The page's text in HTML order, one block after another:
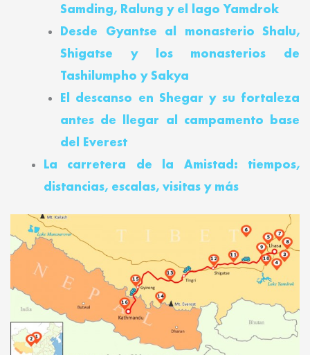
Samding, Ralung y el lago Yamdrok
Desde Gyantse al monasterio Shalu,
Shigatse y los monasterios de
Tashilumpho y Sakya
El descanso en Shegar y su fortaleza
antes de llegar al campamento base
del Everest
La carretera de la Amistad: tiempos,
distancias, escalas, visitas y más